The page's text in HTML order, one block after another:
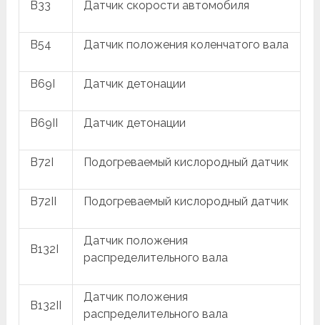
B33 Датчик скорости автомобиля
B54 Датчик положения коленчатого вала
B69I Датчик детонации
B69II Датчик детонации
B72I Подогреваемый кислородный датчик
B72II Подогреваемый кислородный датчик
B132I
Датчик положения
распределительного вала
B132II
Датчик положения
распределительного вала